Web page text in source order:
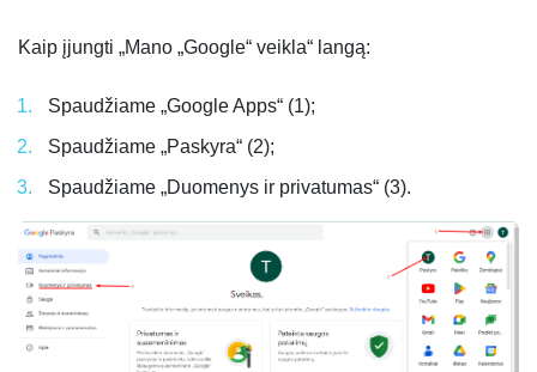
Kaip įjungti „Mano „Goog le“ veikla“ langą:
Spaudžiame „Google Apps“ (1);
Spaudžiame „Paskyra“ (2);
Spaudžiame „Duomenys ir privatumas“ (3).